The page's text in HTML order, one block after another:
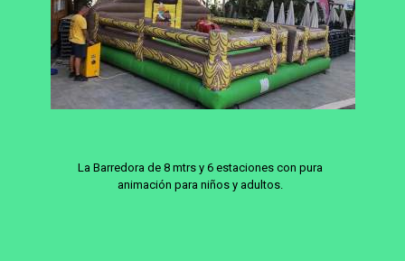
La Barredora de 8 mtrs y 6 estaciones con pura
animación para niños y adultos.